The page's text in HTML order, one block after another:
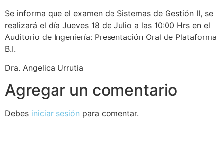
Se informa que el examen de Sistemas de Gestión II, se
realizará el día Jueves 18 de Julio a las 10:00 Hrs en el
Auditorio de Ingeniería: Presentación Oral de Plataforma
B.I.
Dra. Angelica Urrutia
Agregar un comentario
Debes iniciar sesión para comentar.